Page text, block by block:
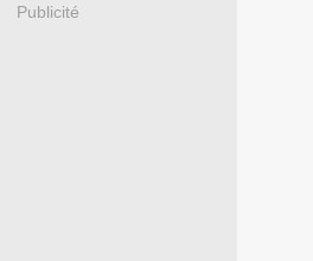
Publicité